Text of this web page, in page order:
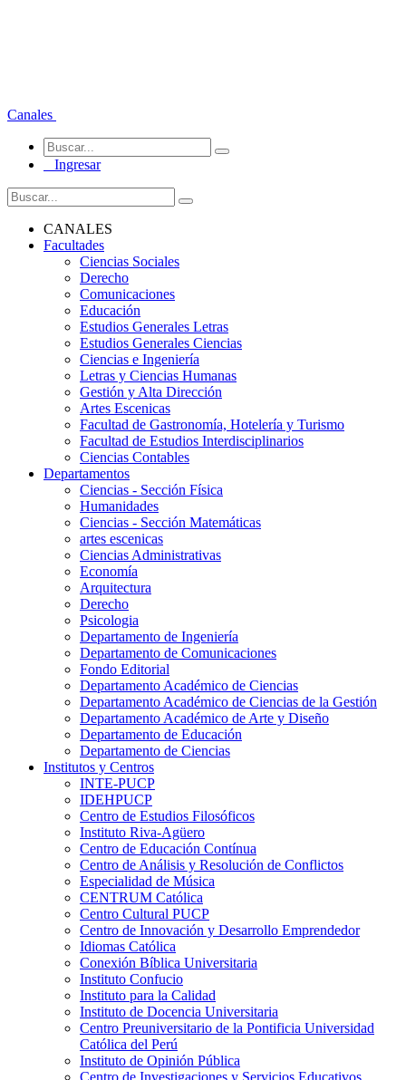
Canales
Ingresar
CANALES
Facultades
Ciencias Sociales
Derecho
Comunicaciones
Educación
Estudios Generales Letras
Estudios Generales Ciencias
Ciencias e Ingeniería
Letras y Ciencias Humanas
Gestión y Alta Dirección
Artes Escenicas
Facultad de Gastronomía, Hotelería y Turismo
Facultad de Estudios Interdisciplinarios
Ciencias Contables
Departamentos
Ciencias - Sección Física
Humanidades
Ciencias - Sección Matemáticas
artes escenicas
Ciencias Administrativas
Economía
Arquitectura
Derecho
Psicologia
Departamento de Ingeniería
Departamento de Comunicaciones
Fondo Editorial
Departamento Académico de Ciencias
Departamento Académico de Ciencias de la Gestión
Departamento Académico de Arte y Diseño
Departamento de Educación
Departamento de Ciencias
Institutos y Centros
INTE-PUCP
IDEHPUCP
Centro de Estudios Filosóficos
Instituto Riva-Agüero
Centro de Educación Contínua
Centro de Análisis y Resolución de Conflictos
Especialidad de Música
CENTRUM Católica
Centro Cultural PUCP
Centro de Innovación y Desarrollo Emprendedor
Idiomas Católica
Conexión Bíblica Universitaria
Instituto Confucio
Instituto para la Calidad
Instituto de Docencia Universitaria
Centro Preuniversitario de la Pontificia Universidad
Católica del Perú
Instituto de Opinión Pública
Centro de Investigaciones y Servicios Educativos